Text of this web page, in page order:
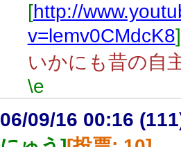
[http://
v=lemv0CMdcK8
いかにも昔の自
\e
06/09/16 00:16